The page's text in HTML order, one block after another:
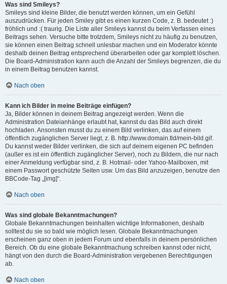
Was sind Smileys?
Smileys sind kleine Bilder, die benutzt werden können, um ein Gefühl
auszudrücken. Für jeden Smiley gibt es einen kurzen Code, z. B. bedeutet :)
fröhlich und :( traurig. Die Liste aller Smileys kannst du beim Verfassen eines
Beitrags sehen. Versuche bitte trotzdem, Smileys nicht zu häufig zu benutzen,
sie können einen Beitrag schnell unlesbar machen und ein Moderator könnte
deshalb deinen Beitrag entsprechend überarbeiten oder gar komplett löschen.
Die Board-Administration kann auch die Anzahl der Smileys begrenzen, die du
in einem Beitrag benutzen kannst.
Nach oben
Kann ich Bilder in meine Beiträge einfügen?
Ja, Bilder können in deinem Beitrag angezeigt werden. Wenn die
Administration Dateianhänge erlaubt hat, kannst du das Bild auch direkt
hochladen. Ansonsten musst du zu einem Bild verlinken, das auf einem
öffentlich zugänglichen Server liegt, z. B. http://www.domain.tld/mein-bild.gif.
Du kannst weder Bilder verlinken, die sich auf deinem eigenen PC befinden
(außer es ist ein öffentlich zugänglicher Server), noch zu Bildern, die nur nach
einer Anmeldung verfügbar sind, z. B. Hotmail- oder Yahoo-Mailboxen, mit
einem Passwort geschützte Seiten usw. Um das Bild anzuzeigen, benutze den
BBCode-Tag „[img]“.
Nach oben
Was sind globale Bekanntmachungen?
Globale Bekanntmachungen beinhalten wichtige Informationen, deshalb
solltest du sie so bald wie möglich lesen. Globale Bekanntmachungen
erscheinen ganz oben in jedem Forum und ebenfalls in deinem persönlichen
Bereich. Ob du eine globale Bekanntmachung schreiben kannst oder nicht,
hängt von den durch die Board-Administration vergebenen Berechtigungen
ab.
Nach oben